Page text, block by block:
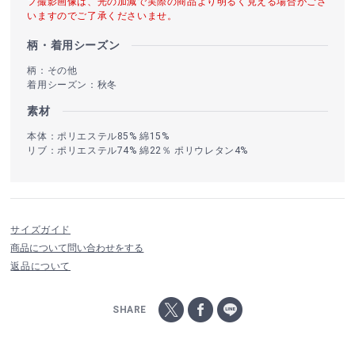
いますのでご了承くださいませ。
柄・着用シーズン
柄：その他
着用シーズン：秋冬
素材
本体：ポリエステル85% 綿15%
リブ：ポリエステル74% 綿22％ ポリウレタン4%
サイズガイド
商品について問い合わせをする
返品について
SHARE